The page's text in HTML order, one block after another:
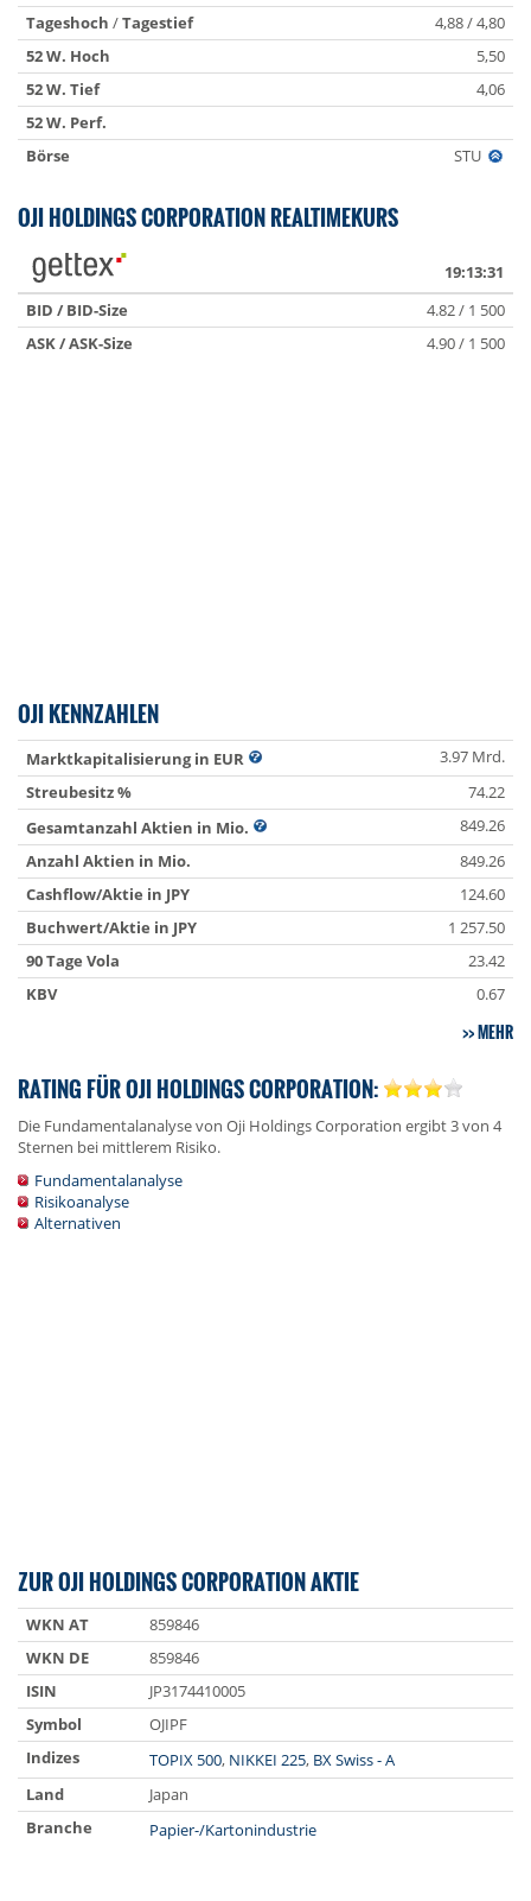
Tageshoch /Tagestief
4,88 / 4,80
52 W. Hoch
5,50
52 W. Tief
4,06
52 W. Perf.
Börse
STU
OJI HOLDINGS CORPORATION REALTIMEKURS
19:13:31
BID / BID-Size
4.82 / 1 500
ASK / ASK-Size
4.90 / 1 500
OJI KENNZAHLEN
Marktkapitalisierung in EUR
3.97 Mrd.
Streubesitz %
74.22
Gesamtanzahl Aktien in Mio.
849.26
Anzahl Aktien in Mio.
849.26
Cashflow/Aktie in JPY
124.60
Buchwert/Aktie in JPY
1 257.50
90 Tage Vola
23.42
KBV
0.67
MEHR
RATING FÜR OJI HOLDINGS CORPORATION:
Die Fundamentalanalyse von Oji Holdings Corporation ergibt 3 von 4
Sternen bei mittlerem Risiko.
Fundamentalanalyse
Risikoanalyse
Alternativen
ZUR OJI HOLDINGS CORPORATION AKTIE
WKN AT
859846
WKN DE
859846
ISIN
JP3174410005
Symbol
OJIPF
Indizes
TOPIX 500, NIKKEI 225, BX Swiss - A
Land
Japan
Branche
Papier-/Kartonindustrie